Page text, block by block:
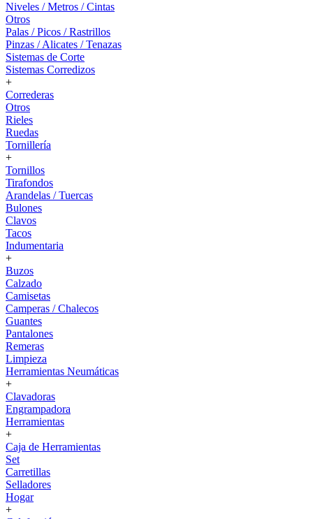
Niveles / Metros / Cintas
Otros
Palas / Picos / Rastrillos
Pinzas / Alicates / Tenazas
Sistemas de Corte
Sistemas Corredizos
+
Correderas
Otros
Rieles
Ruedas
Tornillería
+
Tornillos
Tirafondos
Arandelas / Tuercas
Bulones
Clavos
Tacos
Indumentaria
+
Buzos
Calzado
Camisetas
Camperas / Chalecos
Guantes
Pantalones
Remeras
Limpieza
Herramientas Neumáticas
+
Clavadoras
Engrampadora
Herramientas
+
Caja de Herramientas
Set
Carretillas
Selladores
Hogar
+